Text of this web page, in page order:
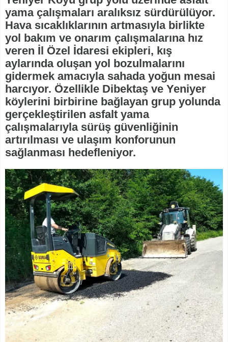
yama çalışmaları aralıksız sürdürülüyor.
Hava sıcaklıklarının artmasıyla birlikte
yol bakım ve onarım çalışmalarına hız
veren İl Özel İdaresi ekipleri, kış
aylarında oluşan yol bozulmalarını
gidermek amacıyla sahada yoğun mesai
harcıyor. Özellikle Dibektaş ve Yeniyer
köylerini birbirine bağlayan grup yolunda
gerçekleştirilen asfalt yama
çalışmalarıyla sürüş güvenliğinin
artırılması ve ulaşım konforunun
sağlanması hedefleniyor.